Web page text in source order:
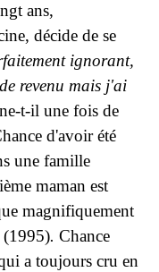
ans,
décide de se
ignorant,
revenu mais j'ai
t-il une fois de
d'avoir été
une famille
maman est
magnifiquement
(1995). Chance
a toujours cru en